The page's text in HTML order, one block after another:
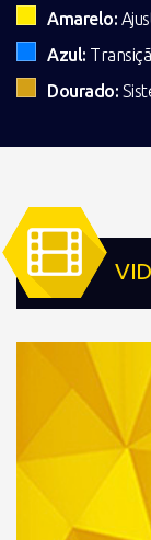
Amarelo:
Azul:
Dourado: